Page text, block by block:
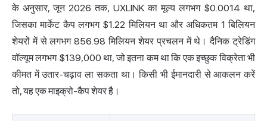
के अनुसार, जून 2026 तक, UXLINK का मूल्य लगभग $0.0014 था,
जिसका मार्केट कैप लगभग $1.22 मिलियन था और अधिकतम 1 बिलियन
शेयरों में से लगभग 856.98 मिलियन शेयर प्रचलन में थे। दैनिक ट्रेडिंग
वॉल्यूम लगभग $139,000 था, जो इतना कम था कि एक इच्छुक विक्रेता भी
कीमत में उतार-चढ़ाव ला सकता था। किसी भी ईमानदारी से आकलन करें
तो, यह एक माइक्रो-कैप शेयर है।